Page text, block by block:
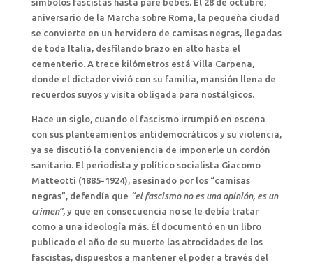
símbolos fascistas hasta pare bebés. El 28 de octubre,
aniversario de la Marcha sobre Roma, la pequeña ciudad
se convierte en un hervidero de camisas negras, llegadas
de toda Italia, desfilando brazo en alto hasta el
cementerio. A trece kilómetros está Villa Carpena,
donde el dictador vivió con su familia, mansión llena de
recuerdos suyos y visita obligada para nostálgicos.
Hace un siglo, cuando el fascismo irrumpió en escena
con sus planteamientos antidemocráticos y su violencia,
ya se discutió la conveniencia de imponerle un cordón
sanitario. El periodista y político socialista Giacomo
Matteotti (1885-1924), asesinado por los “camisas
negras”, defendía que “el fascismo no es una opinión, es un
crimen”, y que en consecuencia no se le debía tratar
como a una ideología más. Él documentó en un libro
publicado el año de su muerte las atrocidades de los
fascistas, dispuestos a mantener el poder a través del